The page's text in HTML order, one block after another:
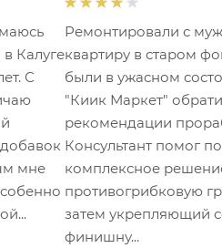
Калуге
С
мне
Ремонтировали с
квартиру в старом
были в ужасном
"Киик Маркет"
рекомендации
Консультант помог
комплексное
противогрибковую
затем укрепляющий
финишну...